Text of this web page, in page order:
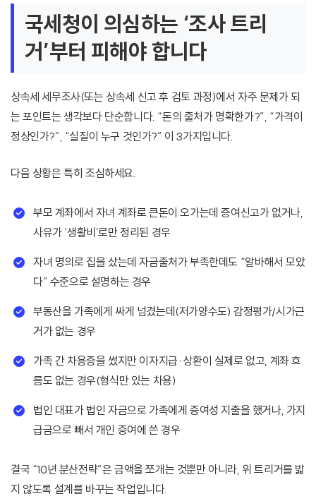
국세청이 의심하는 ‘조사 트리
거’부터 피해야 합니다
상속세 세무조사(또는 상속세 신고 후 검토 과정)에서 자주 문제가 되
는 포인트는 생각보다 단순합니다. “돈의 출처가 명확한가?”, “가격이
정상인가?”, “실질이 누구 것인가?” 이 3가지입니다.
다음 상황은 특히 조심하세요.
부모 계좌에서 자녀 계좌로 큰돈이 오가는데 증여신고가 없거나,
사유가 ‘생활비’로만 정리된 경우
자녀 명의로 집을 샀는데 자금출처가 부족한데도 “알바해서 모았
다” 수준으로 설명하는 경우
부동산을 가족에게 싸게 넘겼는데(저가양수도) 감정평가/시가근
거가 없는 경우
가족 간 차용증을 썼지만 이자지급·상환이 실제로 없고, 계좌 흐
름도 없는 경우(형식만 있는 차용)
법인 대표가 법인 자금으로 가족에게 증여성 지출을 했거나, 가지
급금으로 빼서 개인 증여에 쓴 경우
결국 “10년 분산전략”은 금액을 쪼개는 것뿐만 아니라, 위 트리거를 밟
지 않도록 설계를 바꾸는 작업입니다.